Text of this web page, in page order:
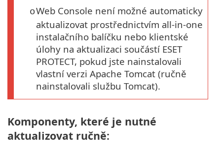
oWeb Console není možné automaticky
aktualizovat prostřednictvím all-in-one
instalačního balíčku nebo klientské
úlohy na aktualizaci součástí ESET
PROTECT, pokud jste nainstalovali
vlastní verzi Apache Tomcat (ručně
nainstalovali službu Tomcat).
Komponenty, které je nutné
aktualizovat ručně: